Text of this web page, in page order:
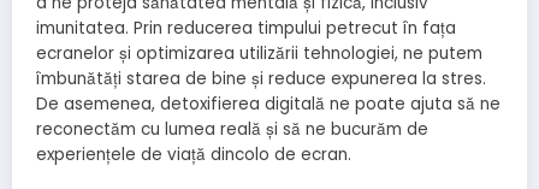
imunitatea. Prin reducerea timpului petrecut în fața
ecranelor și optimizarea utilizării tehnologiei, ne putem
îmbunătăți starea de bine și reduce expunerea la stres.
De asemenea, detoxifierea digitală ne poate ajuta să ne
reconectăm cu lumea reală și să ne bucurăm de
experiențele de viață dincolo de ecran.